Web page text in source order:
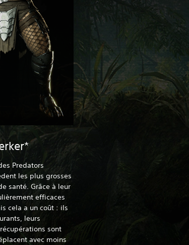
Predators
les plus grosses
santé. Grâce à leur
efficaces
cela a un coût : ils
leurs
sont
avec moins